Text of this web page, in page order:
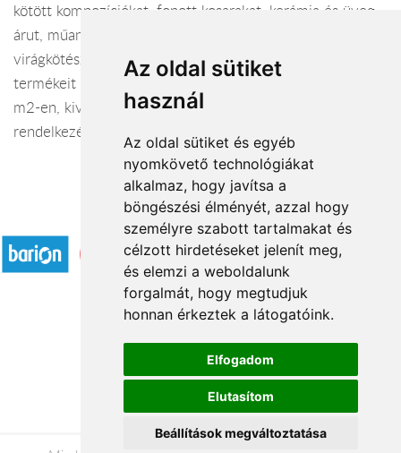
Az oldal sütiket
használ
Az oldal sütiket és egyéb
nyomkövető technológiákat
alkalmaz, hogy javítsa a
böngészési élményét, azzal hogy
személyre szabott tartalmakat és
célzott hirdetéseket jelenít meg,
és elemzi a weboldalunk
forgalmát, hogy megtudjuk
honnan érkeztek a látogatóink.
Elfogadom
Elutasítom
Beállítások megváltoztatása
kötött kompozíciókat, fonott kosarakat, kerámia és üveg
árut, műanyag cserepeket, tápoldatokat, virágföldeket,
virágkötészeti kellékeket, valamint saját kertészetünk
termékeit egyaránt versenyképes árakon kínáljuk. 180
m2-en, kiváló parkolási lehetőséggel állunk
rendelkezésükre!
Elfogadott fizetési módok
Á.SZ.F.
Impresszum
Adatkezelési tájékoztató